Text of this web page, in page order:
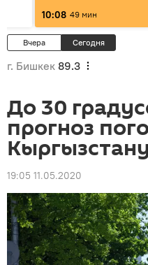
населения
10:08 49 мин
Вчера Сегодня
г. Бишкек 89.3
До 30
прогноз
19:05 11.05.2020